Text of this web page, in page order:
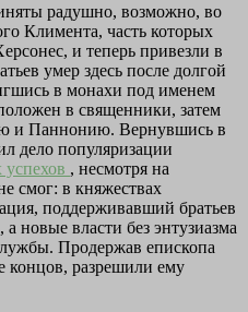
радушно, возможно, во
Климента, часть которых
и теперь привезли в
умер здесь после долгой
в монахи под именем
в священники, затем
и Паннонию. Вернувшись в
дело популяризации
, несмотря на
смог: в княжествах
поддерживавший братьев
новые власти без энтузиазма
Продержав епископа
концов, разрешили ему